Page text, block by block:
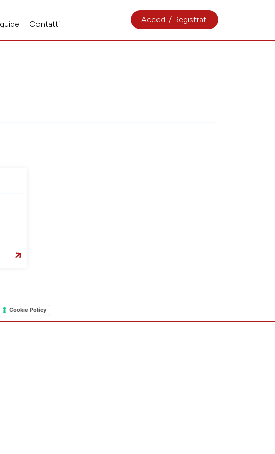
Contatti Accedi / Registrati
Cookie Policy